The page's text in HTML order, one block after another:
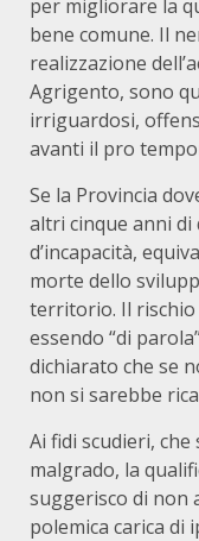
per migliorare la
bene comune. Il
realizzazione
Agrigento, sono
irriguardosi,
avanti il pro
Se la Provincia
altri cinque anni
d’incapacità,
morte dello
territorio. Il rischio
essendo “di
dichiarato che se
non si sarebbe
Ai fidi scudieri,
malgrado, la
suggerisco di non
polemica carica di